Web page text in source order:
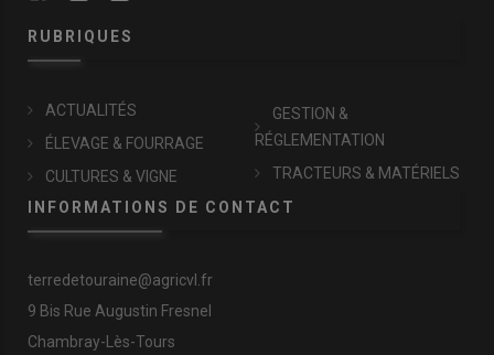
RUBRIQUES
ACTUALITÉS
ÉLEVAGE & FOURRAGE
CULTURES & VIGNE
GESTION &
RÉGLEMENTATION
TRACTEURS & MATÉRIELS
INFORMATIONS DE CONTACT
terredetouraine@agricvl.fr
9 Bis Rue Augustin Fresnel
Chambray-Lès-Tours